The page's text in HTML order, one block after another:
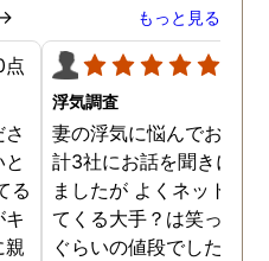
よ
もっと見る
点
る
キ
親
浮気調査
妻の浮気に悩んでおり、
計3社にお話を聞きに行
ましたが よくネット等
てくる大手？は笑っちゃ
ぐらいの値段でした。